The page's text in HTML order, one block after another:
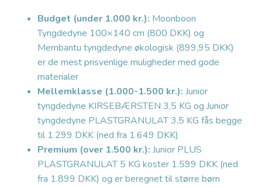
Budget (under 1.000 kr.): Moonboon
Tyngdedyne 100×140 cm (800 DKK) og
Membantu tyngdedyne økologisk (899,95 DKK)
er de mest prisvenlige muligheder med gode
materialer
Mellemklasse (1.000-1.500 kr.): Junior
tyngdedyne KIRSEBÆRSTEN 3,5 KG og Junior
tyngdedyne PLASTGRANULAT 3,5 KG fås begge
til 1.299 DKK (ned fra 1.649 DKK)
Premium (over 1.500 kr.): Junior PLUS
PLASTGRANULAT 5 KG koster 1.599 DKK (ned
fra 1.899 DKK) og er beregnet til større børn